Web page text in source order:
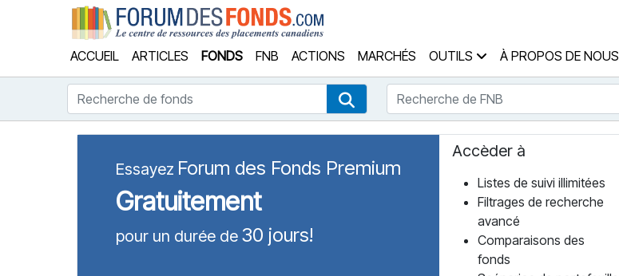
ACCUEIL ARTICLES FONDS FNB ACTIONS MARCHÉS OUTILS À PROPOS DE NOUS
Recherche de fonds Recherche de fonds
Recherche de FNB
Essayez Forum des Fonds Premium
Gratuitement
pour un durée de 30 jours!
Accèder à
Listes de suivi illimitées
Filtrages de recherche
avancé
Comparaisons des
fonds